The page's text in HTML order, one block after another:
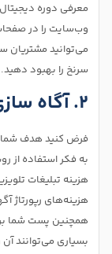
معرفی دوره
وب‌سایت را در
می‌توانید مشتریان
سرنخ را بهبود دهید.
۲. آگاه سازی نسبت به برند
فرض کنید هدف شما
به فکر استفاده از
هزینه تبلیغات
هزینه‌های رپورتاژ
همچنین پست شما
بسیاری می‌توانند